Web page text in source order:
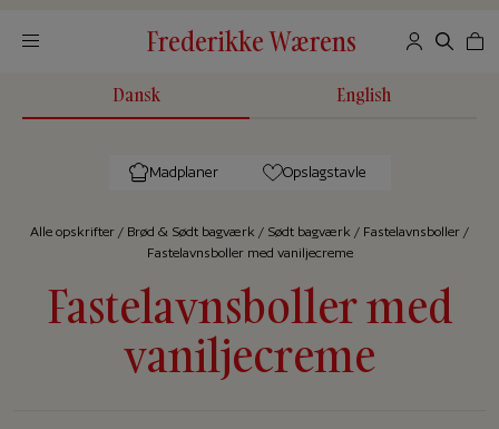
Frederikke Wærens
Dansk English
Madplaner Opslagstavle
Alle op­skrif­ter / Brød & Sødt bagværk / Sødt bagværk / Fastelavnsboller /
Fastelavnsboller med vaniljecreme
Fastelavnsboller med
vaniljecreme